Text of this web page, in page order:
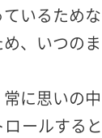
いるため
、いつの
に思いの
ールする